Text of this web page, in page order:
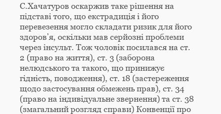
С.Хачатуров оскаржив таке рішення на
підставі того, що екстрадиція і його
перевезення могло складати ризик для його
здоров’я, оскільки мав серйозні проблеми
через інсульт. Тож чоловік посилався на ст.
2 (право на життя), ст. 3 (заборона
нелюдського та такого, що принижує
гідність, поводження), ст. 18 (застереження
щодо застосування обмежень прав), ст. 34
(право на індивідуальне звернення) та ст. 38
(змагальний розгляд справи) Конвенції про